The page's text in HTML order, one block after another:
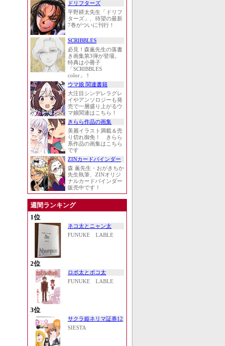
ドリフターズ
平野耕太先生「ドリフ
ターズ」、待望の最新
7巻がついに刊行！
SCRIBBLES
必見！森薫先生の落書
き画集第3弾が登場。
特典は小冊子
「SCRIBBLES
color」！
ウマ娘 関連書籍
大注目シンデレラグレ
イやアンソロジーも発
売で一層盛り上がるウ
マ娘関連はこちら！
きらら作品の画集
美麗イラスト満載＆売
り切れ御免！ きらら
系作品の画集はこちら
です
ZINカードバインダー
森 薫先生・おがきちか
先生執筆、ZINオリジ
ナルカードバインダー
販売中です！
週間ランキング
1位
ネコ太とニャン太
FUNUKE LABLE
2位
ロボ太とポコ太
FUNUKE LABLE
3位
サクラ姫ネリマ証券12
SIESTA